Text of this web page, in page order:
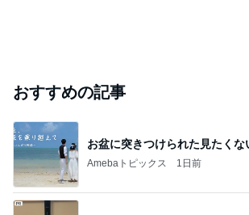
おすすめの記事
お盆に突きつけられた見たくな
Amebaトピックス 1日前